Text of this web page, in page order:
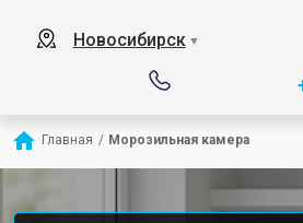
Новосибирск ▼
Главная / Морозильная камера